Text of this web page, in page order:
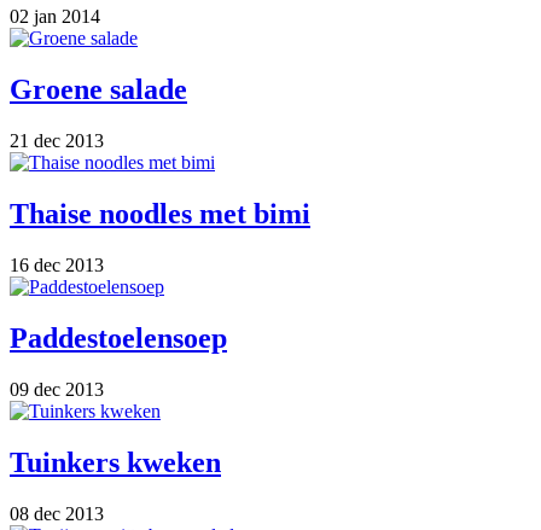
02 jan 2014
Groene salade
21 dec 2013
Thaise noodles met bimi
16 dec 2013
Paddestoelensoep
09 dec 2013
Tuinkers kweken
08 dec 2013